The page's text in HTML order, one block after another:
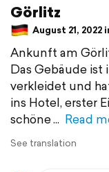
Görlitz
August 21, 2022
Ankunft am
Das Gebäude
verkleidet und
ins Hotel, erster
schöne
Read
See translation